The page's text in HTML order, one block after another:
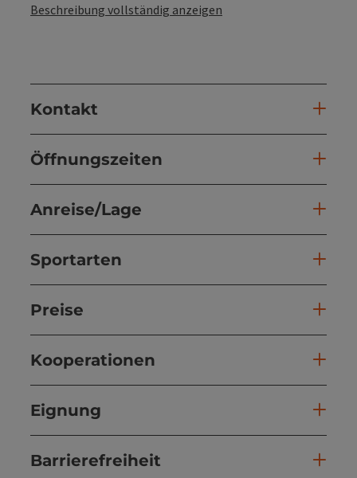
Beschreibung vollständig anzeigen
Kontakt
Öffnungszeiten
Anreise/Lage
Sportarten
Preise
Kooperationen
Eignung
Barrierefreiheit